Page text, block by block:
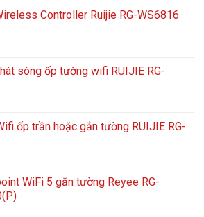
Controller Ruijie RG-WS6816
sóng ốp tường wifi RUIJIE RG-
ốp trần hoặc gắn tường RUIJIE RG-
WiFi 5 gắn tường Reyee RG-